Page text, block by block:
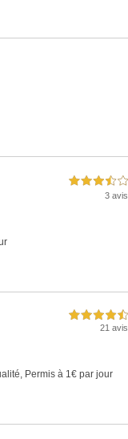
3,5 étoiles sur 5
3 avis
4,5 étoiles sur 5
21 avis
, Permis à 1€ par jour